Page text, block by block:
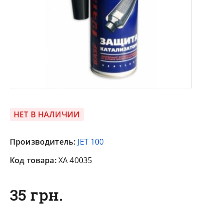
НЕТ В НАЛИЧИИ
Производитель: JET 100
Код товара:ХА 40035
35 грн.